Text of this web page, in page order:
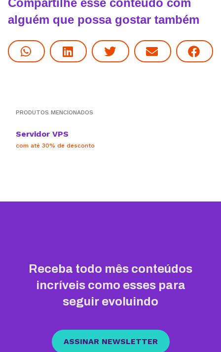
Compartilhe esse conteúdo com
alguém que possa gostar também
PRODUTOS MENCIONADOS
Servidor VPS
com até 30% de desconto
Receba todo mês conteúdos
incríveis como esses para
seguir evoluindo
ASSINAR NEWSLETTER